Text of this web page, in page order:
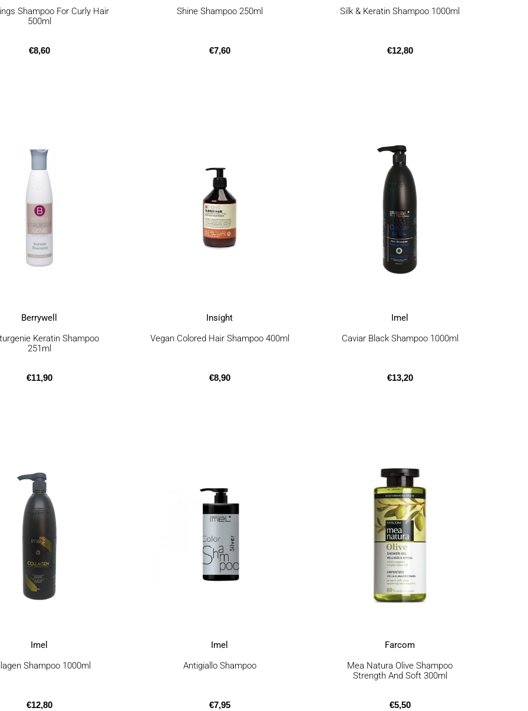
Shampoo For Curly Hair
500ml
€8,60
Shine Shampoo 250ml
€7,60
Silk & Keratin Shampoo 1000ml
€12,80
Berrywell
Keratin Shampoo
251ml
€11,90
Insight
Vegan Colored Hair Shampoo 400ml
€8,90
Imel
Caviar Black Shampoo 1000ml
€13,20
Imel
Shampoo 1000ml
€12,80
Imel
Antigiallo Shampoo
€7,95
πολλαπλές
παραλλαγές.
Οι
επιλογές
να
επιλεγούν
στη
σελίδα
του
Farcom
Mea Natura Olive Shampoo
Strength And Soft 300ml
€5,50